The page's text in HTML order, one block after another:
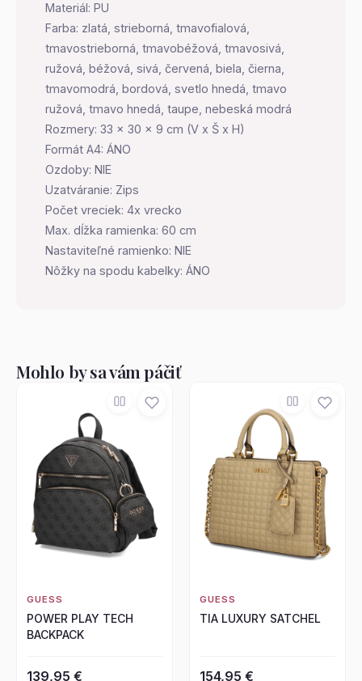
Materiál: PU
Farba: zlatá, strieborná, tmavofialová,
tmavostrieborná, tmavobéžová, tmavosivá,
ružová, béžová, sivá, červená, biela, čierna,
tmavomodrá, bordová, svetlo hnedá, tmavo
ružová, tmavo hnedá, taupe, nebeská modrá
Rozmery: 33 x 30 x 9 cm (V x Š x H)
Formát A4: ÁNO
Ozdoby: NIE
Uzatváranie: Zips
Počet vreciek: 4x vrecko
Max. dĺžka ramienka: 60 cm
Nastaviteľné ramienko: NIE
Nôžky na spodu kabelky: ÁNO
Mohlo by sa vám páčiť
GUESS
POWER PLAY TECH
BACKPACK
139,95 €
GUESS
TIA LUXURY SATCHEL
154,95 €